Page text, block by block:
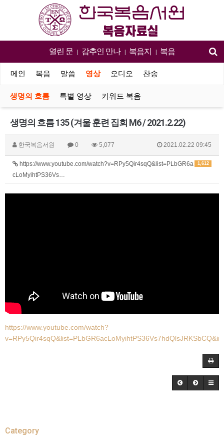
열린 문 | 감추인 만나 | 복음지 | 복음
메인 복음 말씀 영상 오디오 찬송
생명의 흐름 특별 영상 키워드 복음
생명의 흐름 135 (겨울 훈련 집회 M6 / 2021.2.22)
한국복음서원 0 5,077 2021.02.22 09:45
1,612
https://www.youtube.com/watch?v=RPy5Qir4sqQ&list=PLbGR6a
cLoMyihtPS36Vs…
https://www.youtube.com/watch?
Category